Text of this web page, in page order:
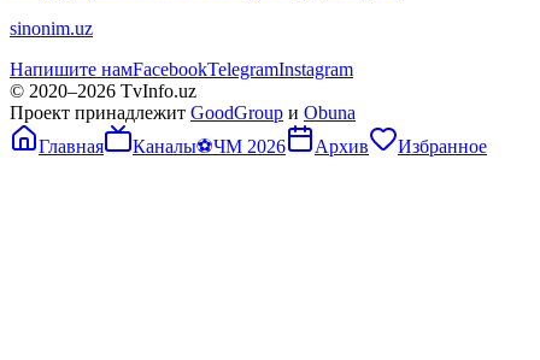
sinonim.uz
Напишите намFacebookTelegramInstagram
© 2020–2026 TvInfo.uz
Проект принадлежит GoodGroup и Obuna
Главная
Каналы⚽ЧМ 2026 Архив Избранное